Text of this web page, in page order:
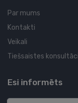
Par mums
Kontakti
Veikali
Tiešsaistes
Esi informēts